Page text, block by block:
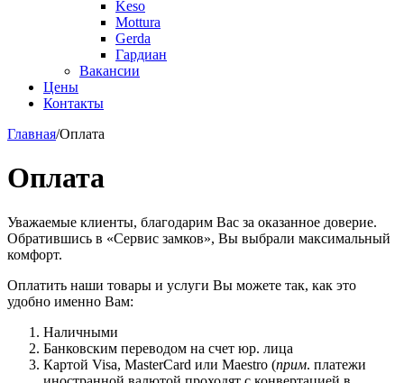
Keso
Mottura
Gerda
Гардиан
Вакансии
Цены
Контакты
Главная/Оплата
Оплата
Уважаемые клиенты, благодарим Вас за оказанное доверие.
Обратившись в «Сервис замков», Вы выбрали максимальный
комфорт.
Оплатить наши товары и услуги Вы можете так, как это
удобно именно Вам:
Наличными
Банковским переводом на счет юр. лица
Картой Visa, MasterCard или Maestro (прим. платежи